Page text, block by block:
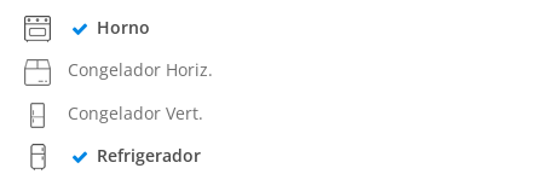
Horno
Congelador Horiz.
Congelador Vert.
Refrigerador